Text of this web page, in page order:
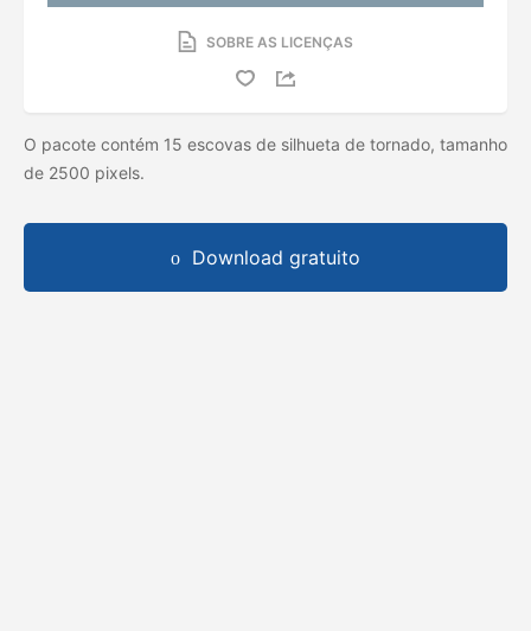
SOBRE AS LICENÇAS
O pacote contém 15 escovas de silhueta de tornado, tamanho
de 2500 pixels.
Download gratuito